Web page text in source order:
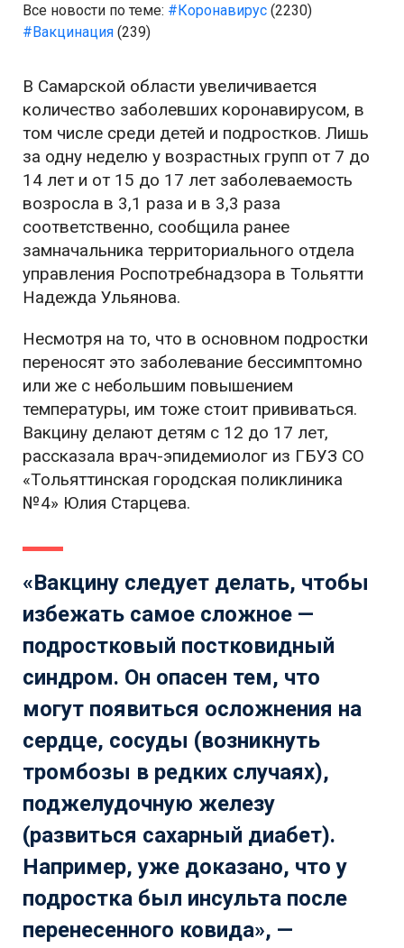
Все новости по теме: #Коронавирус (2230)
#Вакцинация (239)
В Самарской области увеличивается
количество заболевших коронавирусом, в
том числе среди детей и подростков. Лишь
за одну неделю у возрастных групп от 7 до
14 лет и от 15 до 17 лет заболеваемость
возросла в 3,1 раза и в 3,3 раза
соответственно, сообщила ранее
замначальника территориального отдела
управления Роспотребнадзора в Тольятти
Надежда Ульянова.
Несмотря на то, что в основном подростки
переносят это заболевание бессимптомно
или же с небольшим повышением
температуры, им тоже стоит прививаться.
Вакцину делают детям с 12 до 17 лет,
рассказала врач-эпидемиолог из ГБУЗ СО
«Тольяттинская городская поликлиника
№4» Юлия Старцева.
«Вакцину следует делать, чтобы
избежать самое сложное —
подростковый постковидный
синдром. Он опасен тем, что
могут появиться осложнения на
сердце, сосуды (возникнуть
тромбозы в редких случаях),
поджелудочную железу
(развиться сахарный диабет).
Например, уже доказано, что у
подростка был инсульта после
перенесенного ковида», —